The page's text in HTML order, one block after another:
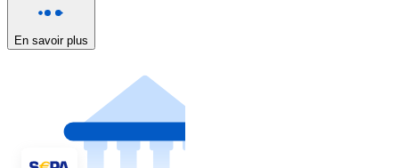
En savoir plus